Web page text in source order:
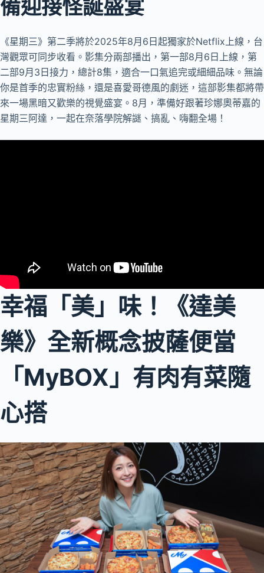
備迎接怪誕盛宴
《星期三》第二季將於2025年8月6日起獨家於Netflix上線，台
灣觀眾可同步收看。影集分兩部播出，第一部8月6日上線，第
二部9月3日接力，總計8集，適合一口氣追完或細細品味。無論
你是首季的忠實粉絲，還是喜愛哥德風的劇迷，這部影集都將帶
來一場黑暗又歡樂的視覺盛宴。8月，準備好跟著珍娜奧蒂嘉的
星期三阿達，一起在奈落學院解謎、搞亂、嗨翻全場！
幸福「美」味！《達美
樂》全新概念披薩便當
「MyBOX」有肉有菜隨
心搭